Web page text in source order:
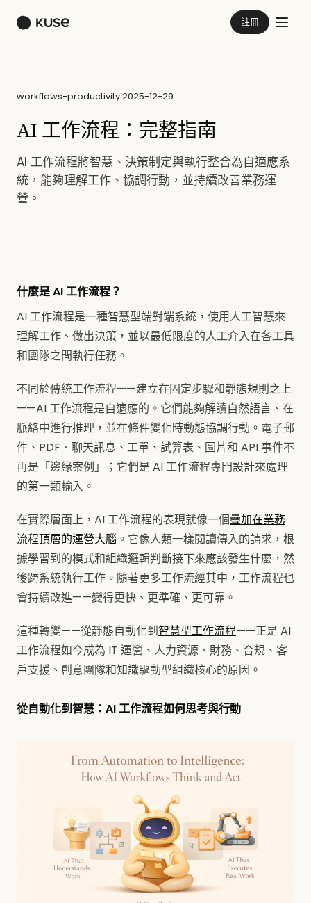
註冊
workflows-productivity·2025-12-29
AI 工作流程：完整指南
AI 工作流程將智慧、決策制定與執行整合為自適應系
統，能夠理解工作、協調行動，並持續改善業務運
營。
什麼是 AI 工作流程？
AI 工作流程是一種智慧型端對端系統，使用人工智慧來
理解工作、做出決策，並以最低限度的人工介入在各工具
和團隊之間執行任務。
不同於傳統工作流程——建立在固定步驟和靜態規則之上
——AI 工作流程是自適應的。它們能夠解讀自然語言、在
脈絡中進行推理，並在條件變化時動態協調行動。電子郵
件、PDF、聊天訊息、工單、試算表、圖片和 API 事件不
再是「邊緣案例」；它們是 AI 工作流程專門設計來處理
的第一類輸入。
在實際層面上，AI 工作流程的表現就像一個疊加在業務
流程頂層的運營大腦 。它像人類一樣閱讀傳入的請求，根
據學習到的模式和組織邏輯判斷接下來應該發生什麼，然
後跨系統執行工作。隨著更多工作流經其中，工作流程也
會持續改進——變得更快、更準確、更可靠。
這種轉變——從靜態自動化到智慧型工作流程——正是 AI
工作流程如今成為 IT 運營、人力資源、財務、合規、客
戶支援、創意團隊和知識驅動型組織核心的原因。
從自動化到智慧：AI 工作流程如何思考與行動